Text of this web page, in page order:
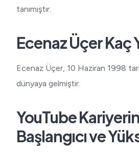
tanımıştır.
Ecenaz Üçer Kaç
Ecenaz Üçer, 10 Haziran 1998
dünyaya gelmiştir.
YouTube
Başlangıcı ve